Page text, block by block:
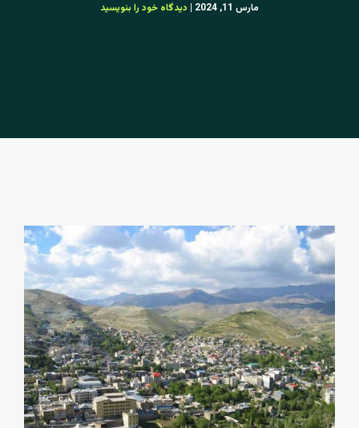
مارس 11, 2024 | دیدگاه‌ خود را بنویسید